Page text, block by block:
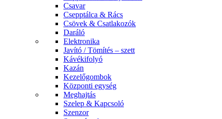
Csavar
Csepptálca & Rács
Csövek & Csatlakozók
Daráló
Elektronika
Javító / Tömítés – szett
Kávékifolyó
Kazán
Kezelőgombok
Központi egység
Meghajtás
Szelep & Kapcsoló
Szenzor